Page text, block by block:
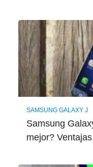
SAMSUNG GALAXY J
Samsung
mejor?